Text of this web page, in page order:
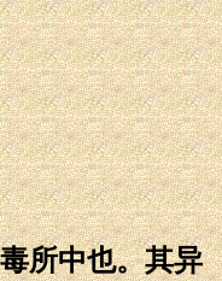
所中也。其异